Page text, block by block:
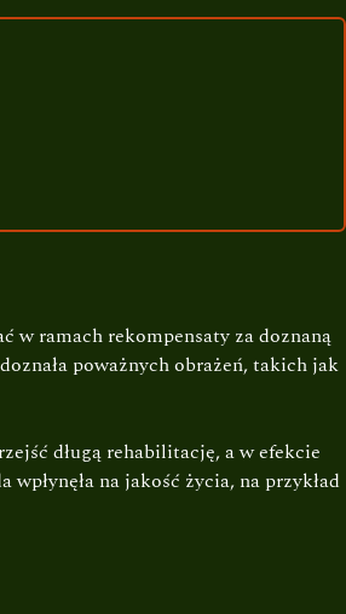
w ramach rekompensaty za doznaną
poważnych obrażeń, takich jak
długą rehabilitację, a w efekcie
na jakość życia, na przykład